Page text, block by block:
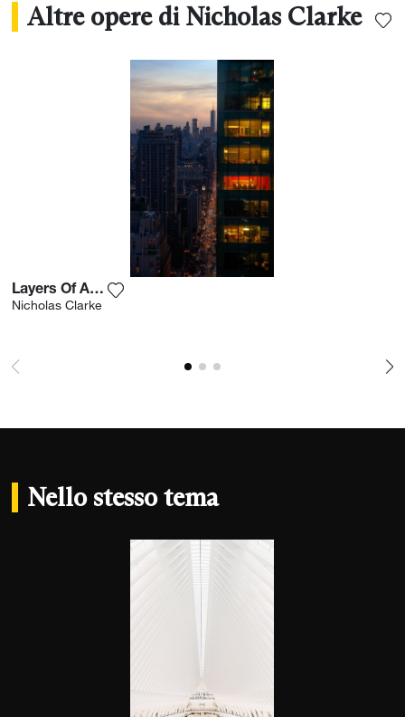
Altre opere di Nicholas Clarke
Layers Of An Apple
Nicholas Clarke
Nello stesso tema